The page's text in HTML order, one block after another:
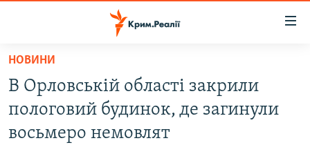
Перейти
основного
матеріалу
до
ВОДА.КРИМ
НОВИНИ
В Орловській області закрили
пологовий будинок, де загинули
восьмеро немовлят